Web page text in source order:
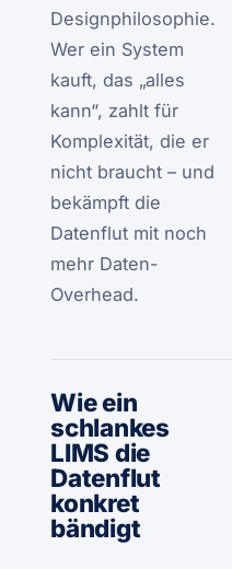
Designphilosophie.
Wer ein System
kauft, das „alles
kann“, zahlt für
Komplexität, die er
nicht braucht – und
bekämpft die
Datenflut mit noch
mehr Daten-
Overhead.
Wie ein
schlankes
LIMS die
Datenflut
konkret
bändigt